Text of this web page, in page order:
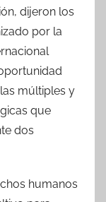
dijeron los
por la
múltiples y
que
dos
humanos